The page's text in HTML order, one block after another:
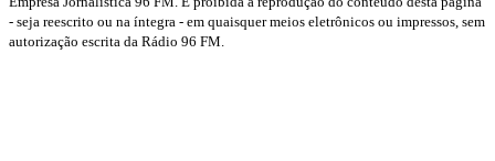
- seja reescrito ou na íntegra - em quaisquer meios eletrônicos ou impressos, sem
autorização escrita da Rádio 96 FM.